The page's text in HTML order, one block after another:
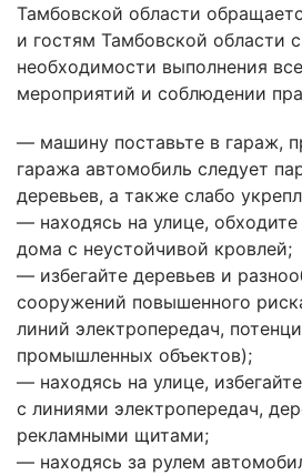
Тамбовской области
и гостям Тамбовской области
необходимости выполнения
мероприятий и соблюдении
— машину поставьте в гараж,
гаража автомобиль следует
деревьев, а также слабо
— находясь на улице,
дома с неустойчивой кровлей;
— избегайте деревьев и
сооружений повышенного
линий электропередач,
промышленных объектов);
— находясь на улице,
с линиями электропередач,
рекламными щитами;
— находясь за рулем